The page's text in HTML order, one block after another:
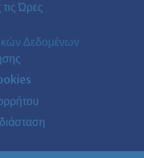
Ώρες
Δεδομένων